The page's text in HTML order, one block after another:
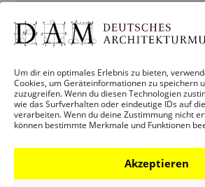
Um dir ein optimales Erlebnis zu bieten,
Cookies, um Geräteinformationen zu speichern
zuzugreifen. Wenn du diesen Technologien
wie das Surfverhalten oder eindeutige IDs auf
verarbeiten. Wenn du deine Zustimmung nicht
können bestimmte Merkmale und Funktionen
Akzeptieren
ORT
DEUTSCHES
Website:
VIEW ORGANISATOR WEBSITE